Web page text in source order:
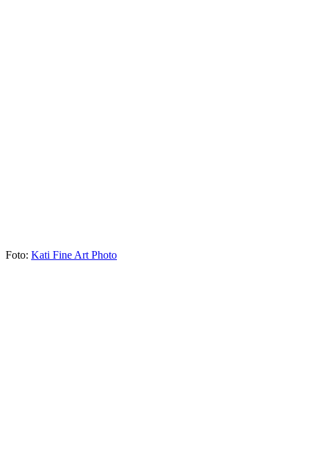
Foto: Kati Fine Art Photo